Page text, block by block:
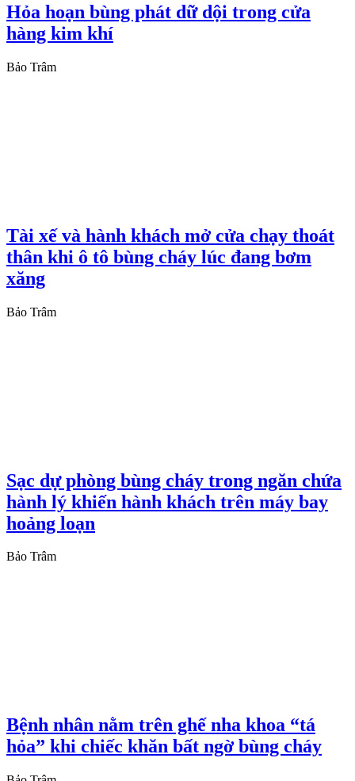
Hỏa hoạn bùng phát dữ dội trong cửa
hàng kim khí
Bảo Trâm
Tài xế và hành khách mở cửa chạy thoát
thân khi ô tô bùng cháy lúc đang bơm
xăng
Bảo Trâm
Sạc dự phòng bùng cháy trong ngăn chứa
hành lý khiến hành khách trên máy bay
hoảng loạn
Bảo Trâm
Bệnh nhân nằm trên ghế nha khoa “tá
hỏa” khi chiếc khăn bất ngờ bùng cháy